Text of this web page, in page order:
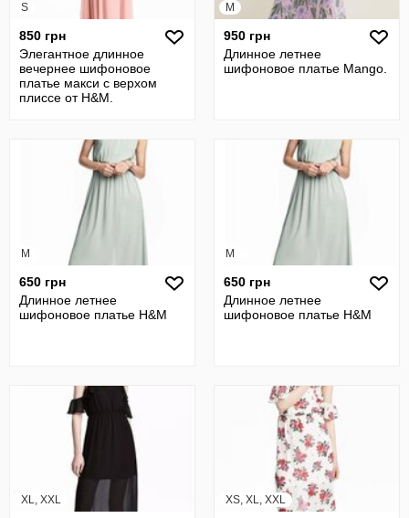
S
850 грн
Элегантное длинное
вечернее шифоновое
платье макси с верхом
плиссе от H&M.
M
950 грн
Длинное летнее
шифоновое платье Mango.
M
650 грн
Длинное летнее
шифоновое платье H&M
M
650 грн
Длинное летнее
шифоновое платье H&M
XL, XXL XS, XL, XXL